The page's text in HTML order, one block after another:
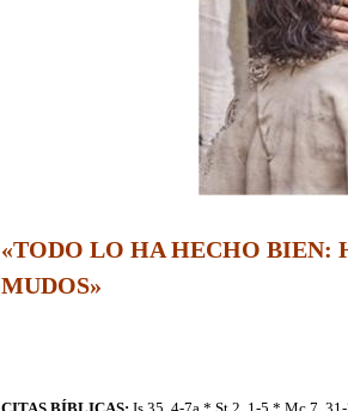
«TODO LO HA HECHO BIEN:
MUDOS»